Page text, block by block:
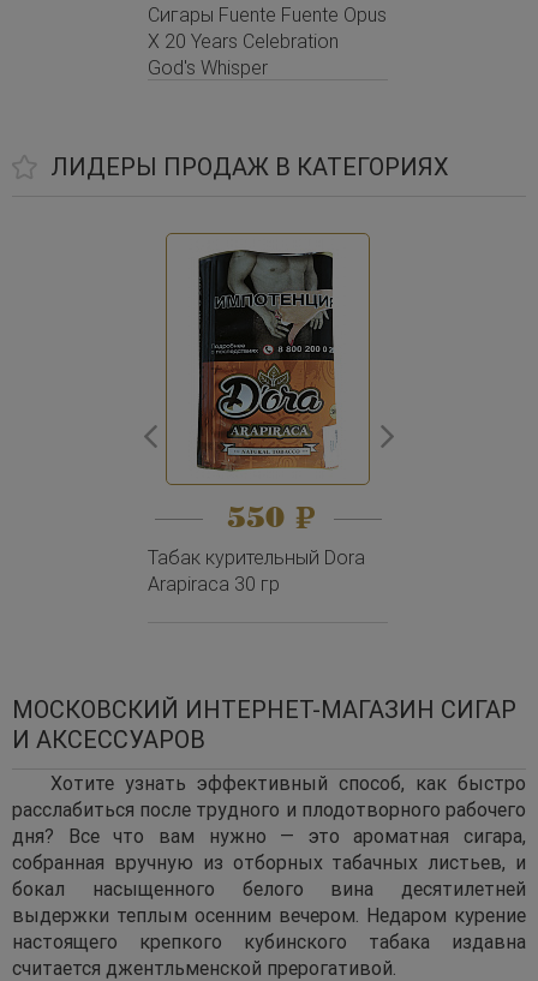
Сигары Fuente Fuente Opus
X 20 Years Celebration
God's Whisper
ЛИДЕРЫ ПРОДАЖ В КАТЕГОРИЯХ
550
Табак курительный Dora
Arapiraca 30 гр
МОСКОВСКИЙ ИНТЕРНЕТ-МАГАЗИН СИГАР
И АКСЕССУАРОВ
Хотите узнать эффективный способ, как быстро
расслабиться после трудного и плодотворного рабочего
дня? Все что вам нужно — это ароматная сигара,
собранная вручную из отборных табачных листьев, и
бокал насыщенного белого вина десятилетней
выдержки теплым осенним вечером. Недаром курение
настоящего крепкого кубинского табака издавна
считается джентльменской прерогативой.